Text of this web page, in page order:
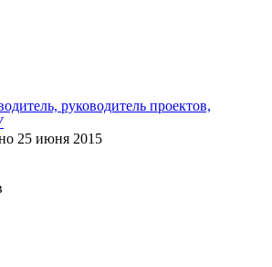
руководитель проектов,
25 июня 2015